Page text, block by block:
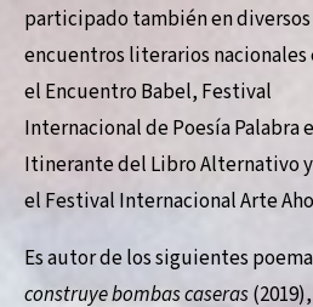
participado también en diversos
encuentros literarios
el Encuentro Babel, Festival
Internacional de Poesía Palabra
Itinerante del Libro Alternativo y
el Festival Internacional Arte
Es autor de los siguientes
construye bombas caseras(2019),